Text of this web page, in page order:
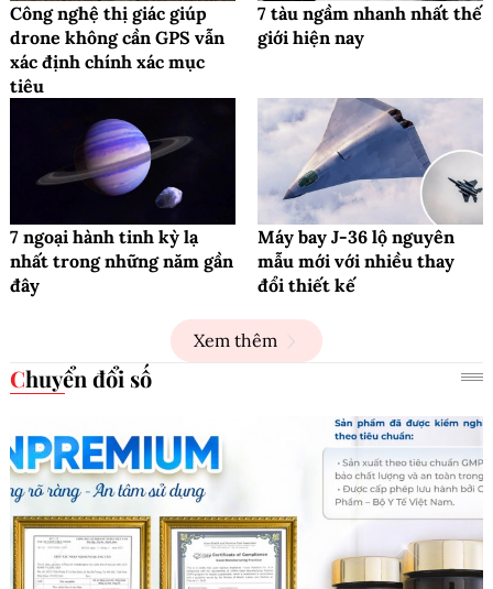
Công nghệ thị giác giúp
drone không cần GPS vẫn
xác định chính xác mục
tiêu
7 tàu ngầm nhanh nhất thế
giới hiện nay
7 ngoại hành tinh kỳ lạ
nhất trong những năm gần
đây
Máy bay J-36 lộ nguyên
mẫu mới với nhiều thay
đổi thiết kế
Xem thêm
Chuyển đổi số